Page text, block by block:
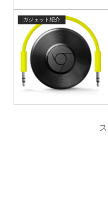
ガジェット紹介